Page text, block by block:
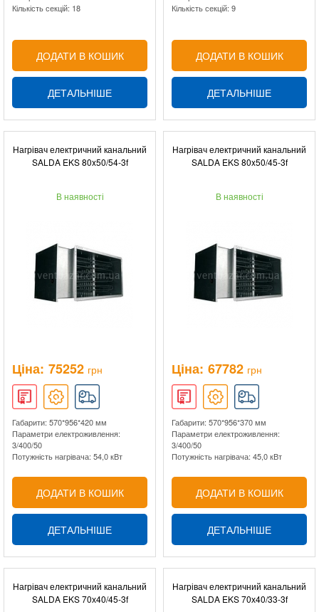
Кількість секцій: 18
ДОДАТИ В КОШИК
ДЕТАЛЬНІШЕ
Кількість секцій: 9
ДОДАТИ В КОШИК
ДЕТАЛЬНІШЕ
Нагрівач електричний канальний
SALDA EKS 80x50/54-3f
В наявності
Ціна: 75252 грн
Габарити: 570*956*420 мм
Параметри електроживлення:
3/400/50
Потужність нагрівача: 54,0 кВт
ДОДАТИ В КОШИК
ДЕТАЛЬНІШЕ
Нагрівач електричний канальний
SALDA EKS 80x50/45-3f
В наявності
Ціна: 67782 грн
Габарити: 570*956*370 мм
Параметри електроживлення:
3/400/50
Потужність нагрівача: 45,0 кВт
ДОДАТИ В КОШИК
ДЕТАЛЬНІШЕ
Нагрівач електричний канальний
SALDA EKS 70х40/45-3f
Нагрівач електричний канальний
SALDA EKS 70х40/33-3f